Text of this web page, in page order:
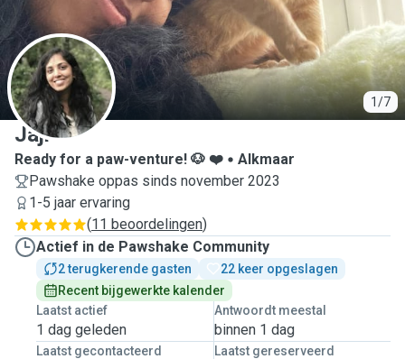
1/7
J
Jaji
Ready for a paw-venture! 🐶 ❤️
Alkmaar
Pawshake oppas sinds november 2023
1-5 jaar ervaring
(11 beoordelingen)
Actief in de Pawshake Community
2 terugkerende gasten
22 keer opgeslagen
Recent bijgewerkte kalender
Laatst actief
1 dag geleden
Antwoordt meestal
binnen 1 dag
Laatst gecontacteerd Laatst gereserveerd